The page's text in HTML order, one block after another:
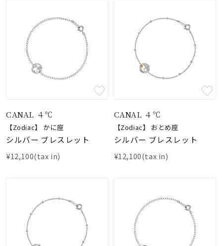
CANAL ４℃
【Zodiac】 かに座
シルバー ブレスレット
¥12,100(tax in)
CANAL ４℃
【Zodiac】 おとめ座
シルバー ブレスレット
¥12,100(tax in)